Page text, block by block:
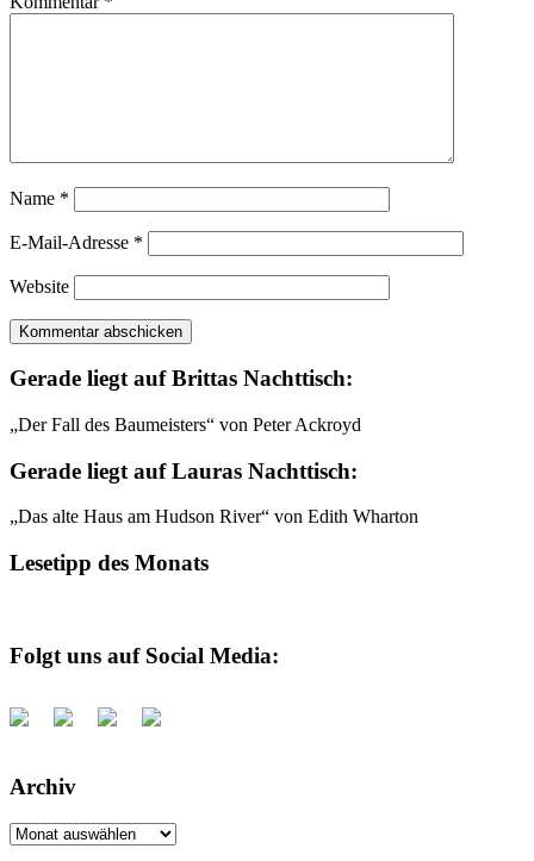
Name *
E-Mail-Adresse *
Website
Gerade liegt auf Brittas Nachttisch:
„Der Fall des Baumeisters“ von Peter Ackroyd
Gerade liegt auf Lauras Nachttisch:
„Das alte Haus am Hudson River“ von Edith Wharton
Lesetipp des Monats
Folgt uns auf Social Media:
Archiv
Archiv